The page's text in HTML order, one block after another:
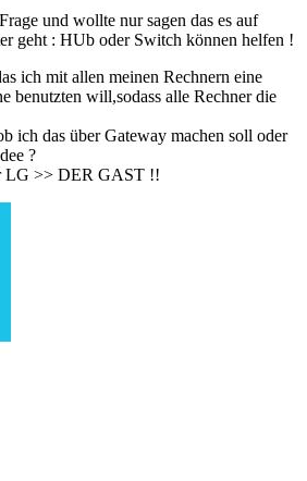
und wollte nur sagen das es auf
geht : HUb oder Switch können helfen !
ich mit allen meinen Rechnern eine
benutzten will,sodass alle Rechner die
ich das über Gateway machen soll oder
?
LG >> DER GAST !!